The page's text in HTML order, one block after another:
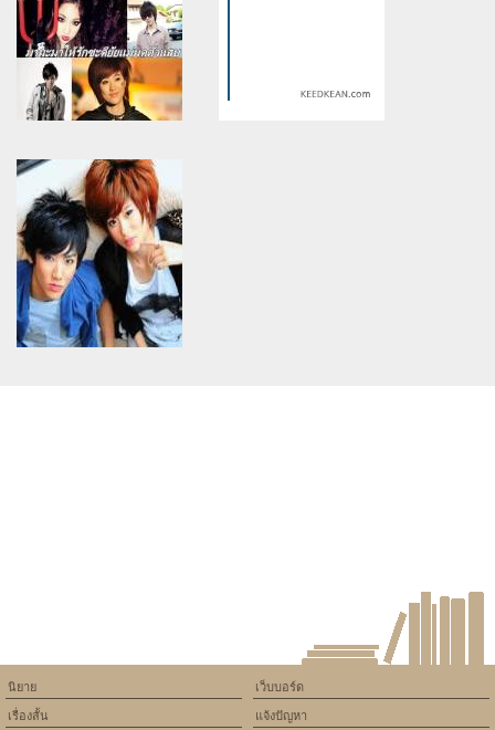
version of PHP) in
/home/keedkean/domains/keedkean.com/public_html/include/article/
on line534
My Girlfriend เธอเป็นแฟนฉันนะ
Warning
: Use of undefined
constant article_topic -
assumed 'article_topic' (this
will throw an Error in a future
version of PHP) in
/home/keedkean/domains/keedkean.com/public_html/include/article/
on line
534
นิยายเรื่องมามะมาให้รักซะดีๆ
ยัยแม่มดตัวตัวแสบ
เว็บบอร์ด
แจ้งปัญหา
นิยาย
เรื่องสั้น